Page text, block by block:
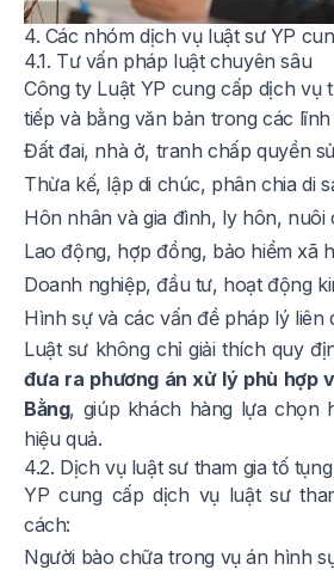
4. Các nhóm dịch vụ luật sư YP
4.1. Tư vấn pháp luật chuyên sâu
Công ty Luật YP cung cấp dịch vụ
tiếp và bằng văn bản trong các lĩnh
Đất đai, nhà ở, tranh chấp quyền
Thừa kế, lập di chúc, phân chia di
Hôn nhân và gia đình, ly hôn, nuôi
Lao động, hợp đồng, bảo hiểm xã
Doanh nghiệp, đầu tư, hoạt động
Hình sự và các vấn đề pháp lý liên
Luật sư không chỉ giải thích quy
đưa ra phương án xử lý phù hợp
Bằng, giúp khách hàng lựa chọn
hiệu quả.
4.2. Dịch vụ luật sư tham gia tố tụng
YP cung cấp dịch vụ luật sư
cách:
Người bào chữa trong vụ án hình